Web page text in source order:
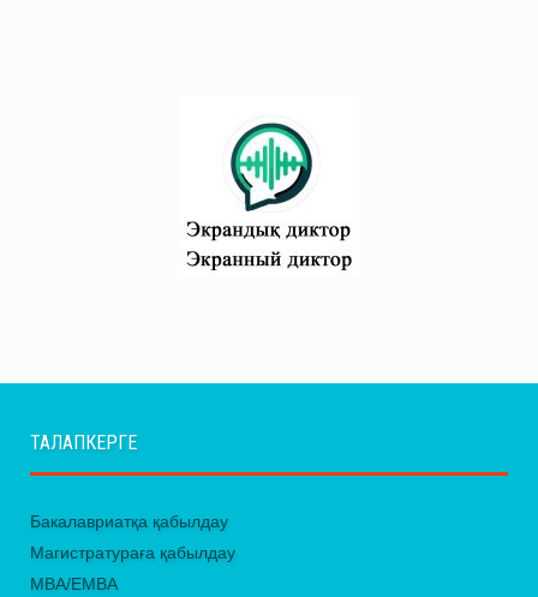
ТАЛАПКЕРГЕ
Бакалавриатқа қабылдау
Магистратураға қабылдау
MBA/EMBA